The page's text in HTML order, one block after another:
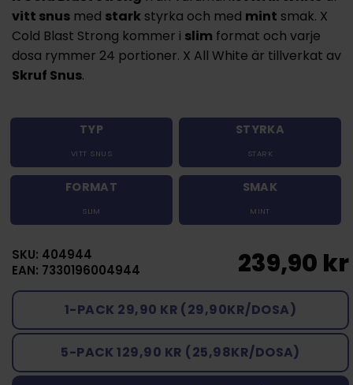
vitt snus med stark styrka och med mint smak. X
Cold Blast Strong kommer i slim format och varje
dosa rymmer 24 portioner. X All White är tillverkat av
Skruf Snus.
TYP
VITT SNUS
STYRKA
STARK
FORMAT
SLIM
SMAK
MINT
SKU: 404944
EAN: 7330196004944
239,90 kr
1-PACK 29,90 KR (29,90KR/DOSA)
5-PACK 129,90 KR (25,98KR/DOSA)